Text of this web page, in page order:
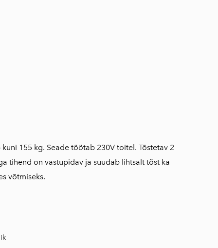
155 kg. Seade töötab 230V toitel. Tõstetav 2
tihend on vastupidav ja suudab lihtsalt tõst ka
võtmiseks.